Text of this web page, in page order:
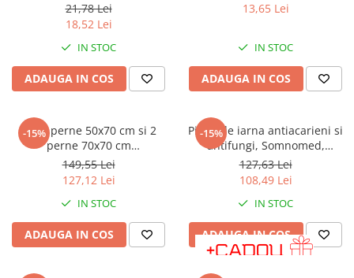
la 95°C - 40 x 40 cm
21,78 Lei
18,52 Lei
IN STOC
ADAUGA IN COS
matlasata, lavabila la masina
13,65 Lei
IN STOC
ADAUGA IN COS
-15%
Set 2 perne 50x70 cm si 2
perne 70x70 cm
HypoallergenicMed Somnart,
microfibra matlasata
149,55 Lei
127,12 Lei
IN STOC
ADAUGA IN COS
-15%
Pilota de iarna antiacarieni si
antifungi, Somnomed,
microfibra alba, 140x200,
umplutura groasa de iarna,
400 gsm
127,63 Lei
108,49 Lei
IN STOC
ADAUGA IN COS